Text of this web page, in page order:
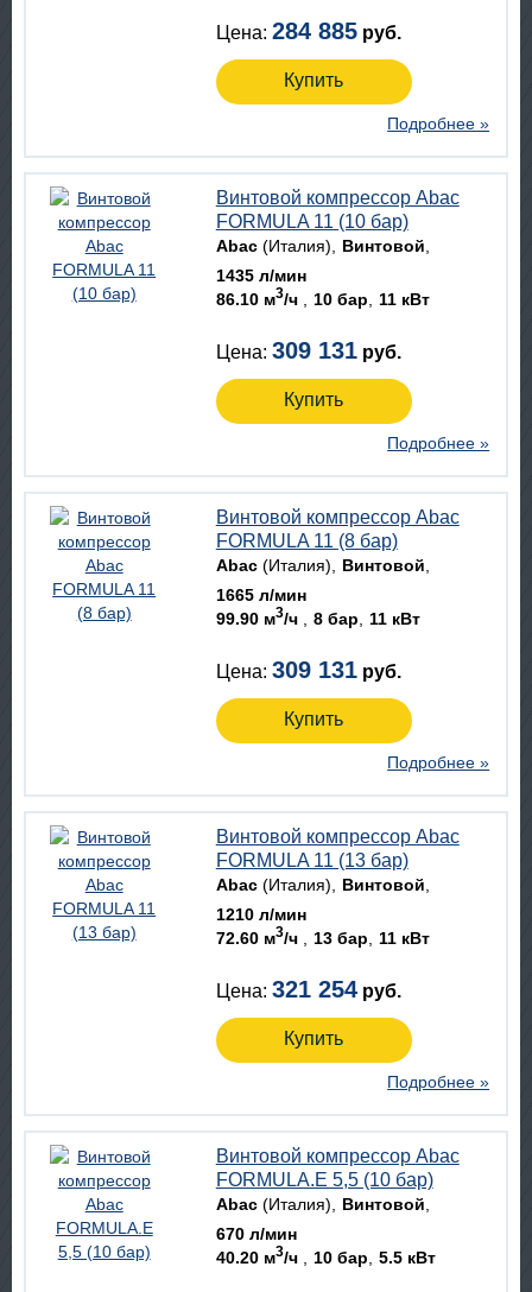
Цена: 284 885 руб.
Купить
Подробнее »
Винтовой компрессор Abac
FORMULA 11 (10 бар)
Abac(Италия)
Винтовой
1435 л/мин
86.10 м3/ч 10 бар 11 кВт
Цена: 309 131 руб.
Купить
Подробнее »
Винтовой компрессор Abac
FORMULA 11 (8 бар)
Abac(Италия)
Винтовой
1665 л/мин
99.90 м3/ч 8 бар 11 кВт
Цена: 309 131 руб.
Купить
Подробнее »
Винтовой компрессор Abac
FORMULA 11 (13 бар)
Abac(Италия)
Винтовой
1210 л/мин
72.60 м3/ч 13 бар 11 кВт
Цена: 321 254 руб.
Купить
Подробнее »
Винтовой компрессор Abac
FORMULA.E 5,5 (10 бар)
Abac(Италия)
Винтовой
670 л/мин
40.20 м3/ч 10 бар 5.5 кВт